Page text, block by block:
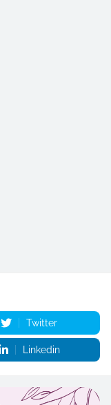
Twitter
Linkedin